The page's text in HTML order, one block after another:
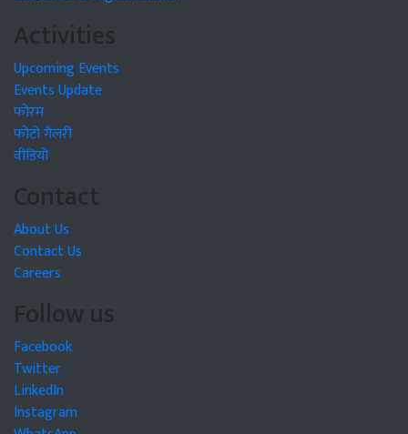
Activities
Upcoming Events
Events Update
फोरम
फोटो गैलरी
वीडियो
Contact
About Us
Contact Us
Careers
Follow us
Facebook
Twitter
LinkedIn
Instagram